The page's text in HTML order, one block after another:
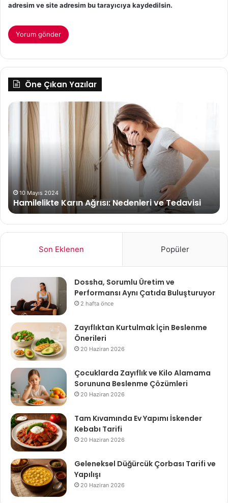
adresim ve site adresim bu tarayıcıya kaydedilsin.
Öne Çıkan Yazılar
Nedenleri ve Tedavisi
Güzellik
Tavsiyeleri:
Sağlıklı
Beslenmenin
Cilde
Etkisi
22 Nisan 2025
Güzellik Tavsiyeleri:
Etkisi
Son Eklenen Popüler
Dossha, Sorumlu Üretim ve
Performansı Aynı Çatıda Buluşturuyor
2 hafta önce
Zayıflıktan Kurtulmak İçin Beslenme
Önerileri
20 Haziran 2026
Çocuklarda Zayıflık ve Kilo Alamama
Sorununa Beslenme Çözümleri
20 Haziran 2026
Tam Kıvamında Ev Yapımı İskender
Kebabı Tarifi
20 Haziran 2026
Geleneksel Düğürcük Çorbası Tarifi ve
Yapılışı
20 Haziran 2026